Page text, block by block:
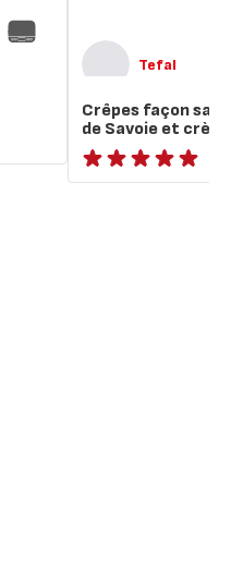
Tefal
Crêpes façon
de Savoie et
ratings.NaN
Beaufort